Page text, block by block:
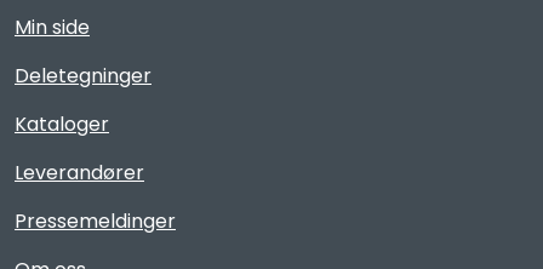
Min side
Deletegninger
Kataloger
Leverandører
Pressemeldinger